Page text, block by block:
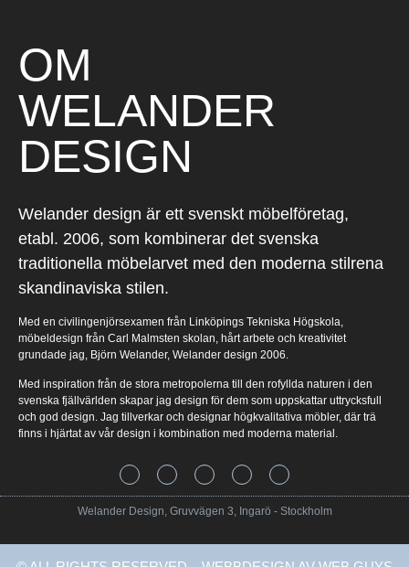
OM
WELANDER
DESIGN
Welander design är ett svenskt möbelföretag,
etabl. 2006, som kombinerar det svenska
traditionella möbelarvet med den moderna stilrena
skandinaviska stilen.
Med en civilingenjörsexamen från Linköpings Tekniska Högskola,
möbeldesign från Carl Malmsten skolan, hårt arbete och kreativitet
grundade jag, Björn Welander, Welander design 2006.
Med inspiration från de stora metropolerna till den rofyllda naturen i den
svenska fjällvärlden skapar jag design för dem som uppskattar uttrycksfull
och god design. Jag tillverkar och designar högkvalitativa möbler, där trä
finns i hjärtat av vår design i kombination med moderna material.
Welander Design, Gruvvägen 3, Ingarö - Stockholm